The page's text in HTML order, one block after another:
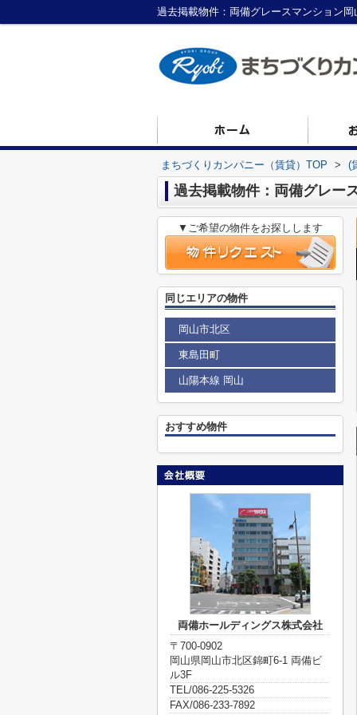
過去掲載物件：両備グレースマンション岡
まちづくりカンパニー（賃貸）TOP > (
過去掲載物件：両備グレー
▼ご希望の物件をお探しします
同じエリアの物件
岡山市北区
東島田町
山陽本線 岡山
おすすめ物件
両備ホールディングス株式会社
〒700-0902
岡山県岡山市北区錦町6-1 両備ビ
ル3F
TEL/086-225-5326
FAX/086-233-7892